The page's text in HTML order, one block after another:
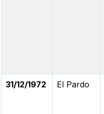
31/12/1972 El Pardo